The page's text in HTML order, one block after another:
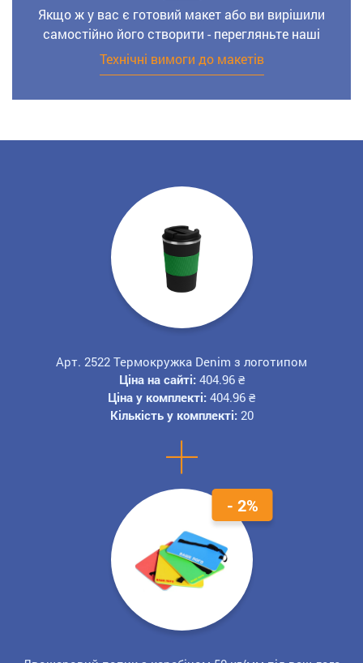
Якщо ж у вас є готовий макет або ви вирішили
самостійно його створити - перегляньте наші
Технічні вимоги до макетів
+
Арт. 2522 Термокружка Denim з логотипом
Ціна на сайті: 404.96 ₴
Ціна у комплекті: 404.96 ₴
Кількість у комплекті: 20
- 2%